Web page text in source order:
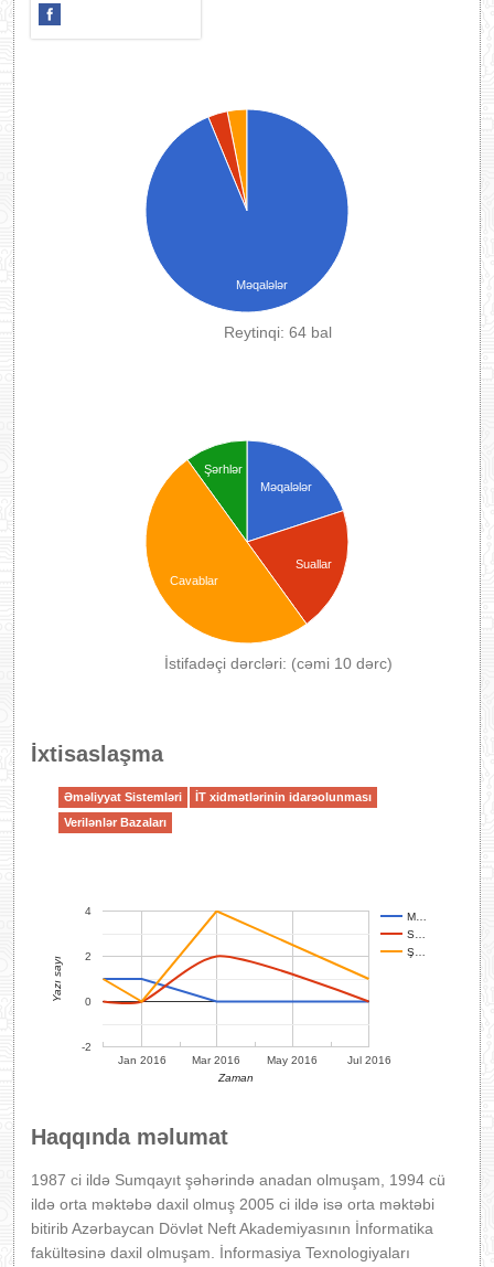
Məqalələr
Reytinqi: 64 bal
Məqalələr
Suallar
Şərhlər
Cavablar
İstifadəçi dərcləri: (cəmi 10 dərc)
İxtisaslaşma
Əməliyyat Sistemləri
İT xidmətlərinin idarəolunması
Verilənlər Bazaları
M…
S…
Ş…
Jan 2016 Mar 2016 May 2016 Jul 2016
-2
0
2
4
Zaman
Yazı sayı
Haqqında məlumat
1987 ci ildə Sumqayıt şəhərində anadan olmuşam, 1994 cü
ildə orta məktəbə daxil olmuş 2005 ci ildə isə orta məktəbi
bitirib Azərbaycan Dövlət Neft Akademiyasının İnformatika
fakültəsinə daxil olmuşam. İnformasiya Texnologiyaları